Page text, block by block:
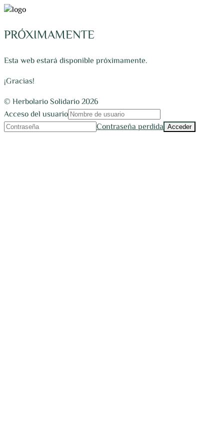
PRÓXIMAMENTE
Esta web estará disponible próximamente.
¡Gracias!
© Herbolario Solidario 2026
Acceso del usuario
Contraseña perdida